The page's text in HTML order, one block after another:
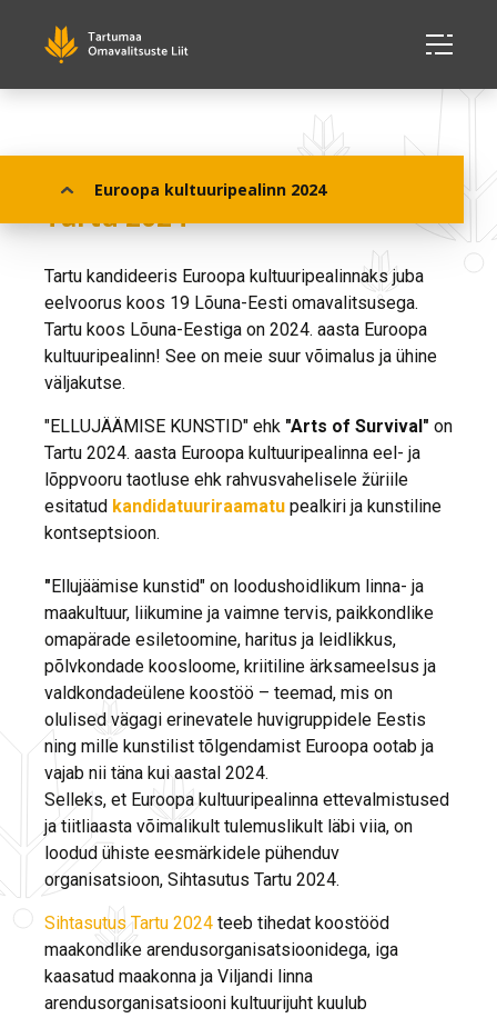
Euroopa kultuuripealinn 2024
Euroopa kultuuripealinn
Tartu 2024
Tartu kandideeris Euroopa kultuuripealinnaks juba
eelvoorus koos 19 Lõuna-Eesti omavalitsusega.
Tartu koos Lõuna-Eestiga on 2024. aasta Euroopa
kultuuripealinn! See on meie suur võimalus ja ühine
väljakutse.
"ELLUJÄÄMISE KUNSTID" ehk "Arts of Survival" on
Tartu 2024. aasta Euroopa kultuuripealinna eel- ja
lõppvooru taotluse ehk rahvusvahelisele žüriile
esitatud kandidatuuriraamatu pealkiri ja kunstiline
kontseptsioon.
"Ellujäämise kunstid" on loodushoidlikum linna- ja
maakultuur, liikumine ja vaimne tervis, paikkondlike
omapärade esiletoomine, haritus ja leidlikkus,
põlvkondade koosloome, kriitiline ärksameelsus ja
valdkondadeülene koostöö – teemad, mis on
olulised vägagi erinevatele huvigruppidele Eestis
ning mille kunstilist tõlgendamist Euroopa ootab ja
vajab nii täna kui aastal 2024.
Selleks, et Euroopa kultuuripealinna ettevalmistused
ja tiitliaasta võimalikult tulemuslikult läbi viia, on
loodud ühiste eesmärkidele pühenduv
organisatsioon, Sihtasutus Tartu 2024.
Sihtasutus Tartu 2024 teeb tihedat koostööd
maakondlike arendusorganisatsioonidega, iga
kaasatud maakonna ja Viljandi linna
arendusorganisatsiooni kultuurijuht kuulub